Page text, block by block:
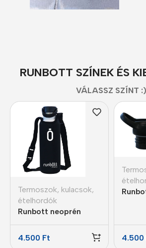
RUNBOTT SZÍNEK ÉS
VÁLASSZ SZÍNT :)
Termoszok, kulacsok,
ételhordók
Runbott neoprén
pánttal
4.500 Ft 4.500